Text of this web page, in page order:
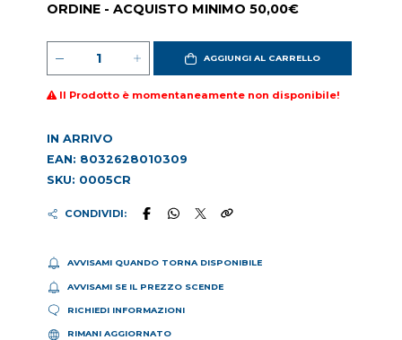
ORDINE - ACQUISTO MINIMO 50,00€
AGGIUNGI AL CARRELLO
Il Prodotto è momentaneamente non disponibile!
IN ARRIVO
EAN: 8032628010309
SKU: 0005CR
CONDIVIDI:
AVVISAMI QUANDO TORNA DISPONIBILE
AVVISAMI SE IL PREZZO SCENDE
RICHIEDI INFORMAZIONI
RIMANI AGGIORNATO